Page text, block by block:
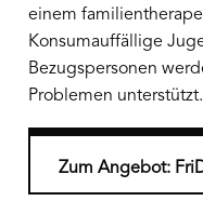
einem
Konsumauffällige
Bezugspersonen
Problemen unterstützt.
Zum Angebot: